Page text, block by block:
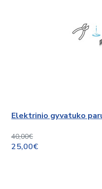
Elektrinio gyvatuko
40,00€
25,00€